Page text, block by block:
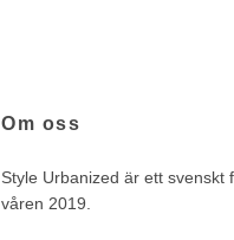
Om oss
Style Urbanized är ett svenskt
våren 2019.